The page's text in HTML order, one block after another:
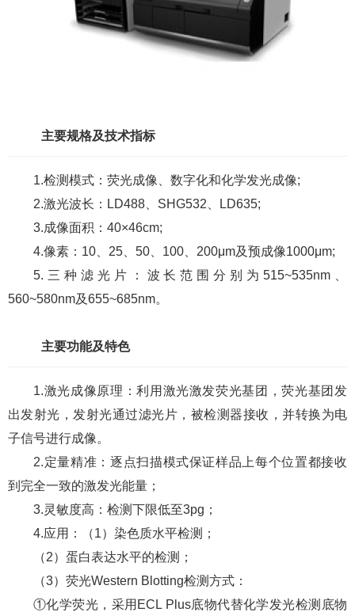
主要规格及技术指标
1.检测模式：荧光成像、数字化和化学发光成像;
2.激光波长：LD488、SHG532、LD635;
3.成像面积：40×46cm;
4.像素：10、25、50、100、200μm及预成像1000μm;
5.三种滤光片：波长范围分别为515~535nm、
560~580nm及655~685nm。
主要功能及特色
1.激光成像原理：利用激光激发荧光基团，荧光基团发
出发射光，发射光通过滤光片，被检测器接收，并转换为电
子信号进行成像。
2.定量精准：逐点扫描模式保证样品上每个位置都接收
到完全一致的激发光能量；
3.灵敏度高：检测下限低至3pg；
4.应用：（1）染色质水平检测；
（2）蛋白表达水平的检测；
（3）荧光Western Blotting检测方式：
①化学荧光，采用ECL Plus底物代替化学发光检测底物